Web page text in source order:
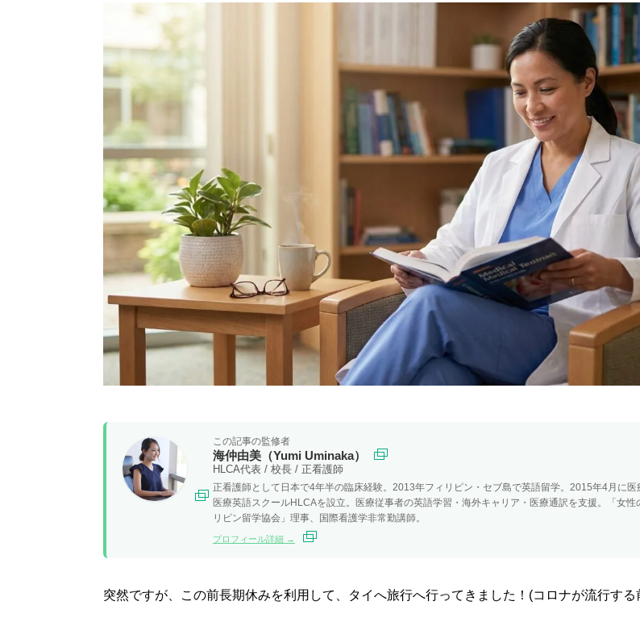
この記事の監修者
海仲由美（Yumi Uminaka）
HLCA代表 / 校長 / 正看護師
正看護師として日本で4年半の臨床経験。2013年フィリピン・セブ島で英語留学。2015年4月に医
医療英語スクールHLCAを設立。医療従事者の英語学習・海外キャリア・医療通訳を支援。「女性
リピン留学協会」理事、国際看護学非常勤講師。
プロフィール詳細 →
突然ですが、この前長期休みを利用して、タイへ旅行へ行ってきました！(コロナが流行す